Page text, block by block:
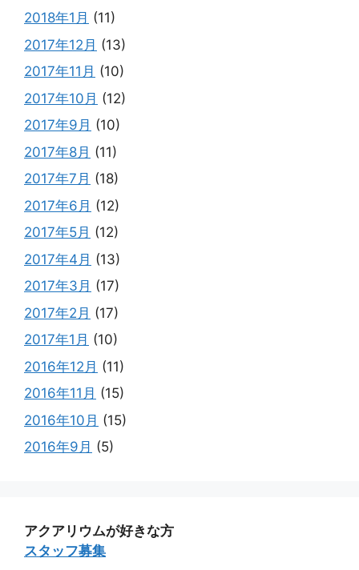
2018年1月 (11)
2017年12月 (13)
2017年11月 (10)
2017年10月 (12)
2017年9月 (10)
2017年8月 (11)
2017年7月 (18)
2017年6月 (12)
2017年5月 (12)
2017年4月 (13)
2017年3月 (17)
2017年2月 (17)
2017年1月 (10)
2016年12月 (11)
2016年11月 (15)
2016年10月 (15)
2016年9月 (5)
アクアリウムが好きな方
スタッフ募集